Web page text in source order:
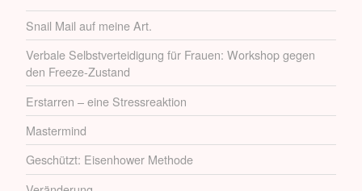
Snail Mail auf meine Art.
Verbale Selbstverteidigung für Frauen: Workshop gegen
den Freeze-Zustand
Erstarren – eine Stressreaktion
Mastermind
Geschützt: Eisenhower Methode